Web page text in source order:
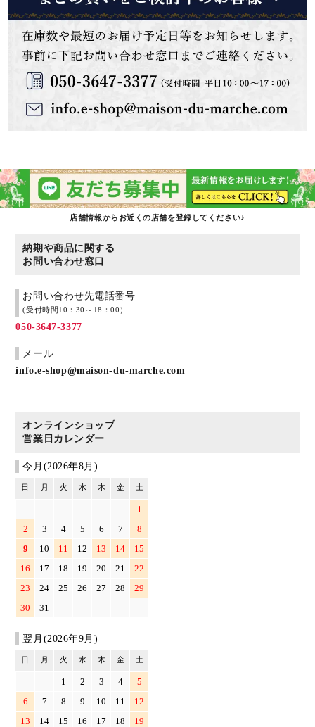
店舗情報からお近くの店舗を登録してください♪
納期や商品に関する
お問い合わせ窓口
お問い合わせ先電話番号
(受付時間10：30～18：00）
050-3647-3377
メール
info.e-shop@maison-du-marche.com
オンラインショップ
営業日カレンダー
今月(2026年8月)
日 月 火 水 木 金 土
1
2
3 4 5 6 7
8
9
10 11 12 13 14
15
16
17 18 19 20 21
22
23
24 25 26 27 28
29
30
31
翌月(2026年9月)
日 月 火 水 木 金 土
1 2 3 4
5
6
7 8 9 10 11
12
13
14 15 16 17 18
19